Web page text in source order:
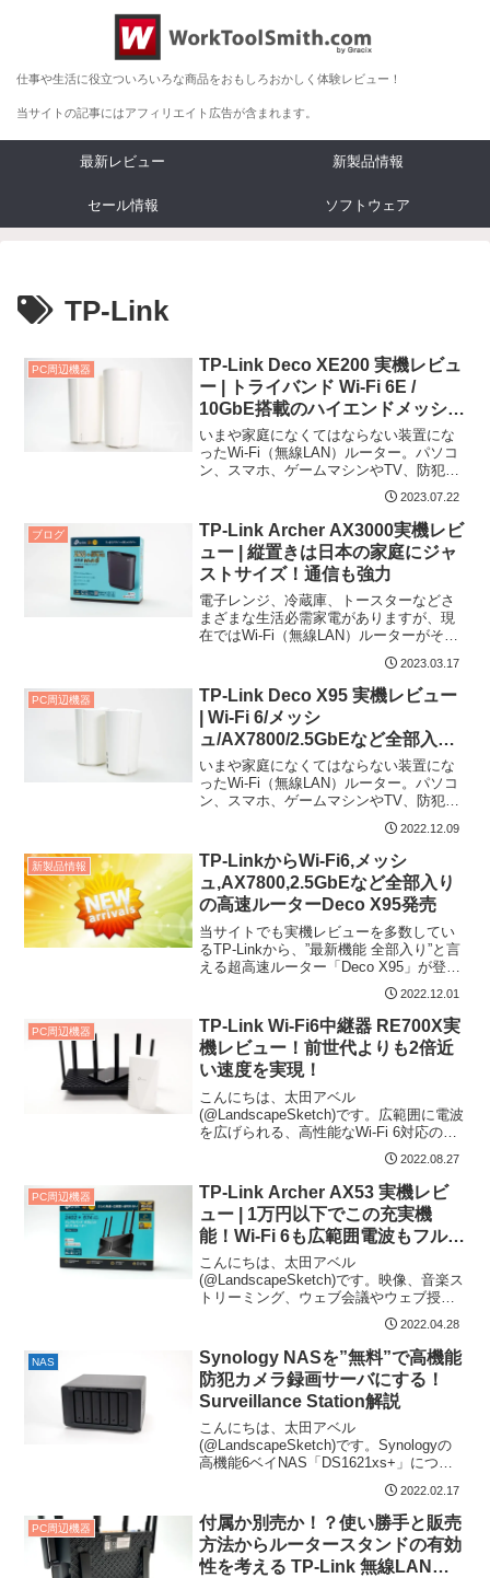
仕事や生活に役立ついろいろな商品をおもしろおかしく体験レビュー！
当サイトの記事にはアフィリエイト広告が含まれます。
最新レビュー 新製品情報
セール情報 ソフトウェア
TP-Link
PC周辺機器
TP-Link Deco XE200 実機レビュ
ー | トライバンド Wi-Fi 6E /
10GbE搭載のハイエンドメッシュ
ルーター
いまや家庭になくてはならない装置にな
ったWi-Fi（無線LAN）ルーター。パソコ
ン、スマホ、ゲームマシンやTV、防犯カ
メラまで。Wi-Fiを必要とする機器は増
2023.07.22
ブログ
TP-Link Archer AX3000実機レビ
ュー | 縦置きは日本の家庭にジャ
ストサイズ！通信も強力
電子レンジ、冷蔵庫、トースターなどさ
まざまな生活必需家電がありますが、現
在ではWi-Fi（無線LAN）ルーターがその
１つになりました。パソコン、スマホ、
2023.03.17
PC周辺機器
TP-Link Deco X95 実機レビュー
| Wi-Fi 6/メッシ
ュ/AX7800/2.5GbEなど全部入
り！のハイパールーター
いまや家庭になくてはならない装置にな
ったWi-Fi（無線LAN）ルーター。パソコ
ン、スマホ、ゲームマシンやTV、防犯カ
メラまで。Wi-Fiを必要とする機器は増
2022.12.09
新製品情報
TP-LinkからWi-Fi6,メッシ
ュ,AX7800,2.5GbEなど全部入り
の高速ルーターDeco X95発売
当サイトでも実機レビューを多数してい
るTP-Linkから、”最新機能 全部入り”と言
える超高速ルーター「Deco X95」が登場
2022.12.01
PC周辺機器
TP-Link Wi-Fi6中継器 RE700X実
機レビュー！前世代よりも2倍近
い速度を実現！
こんにちは、太田アベル
(@LandscapeSketch)です。広範囲に電波
を広げられる、高性能なWi-Fi 6対応のル
ーターが増えてきました。それでも、3階
2022.08.27
PC周辺機器
TP-Link Archer AX53 実機レビ
ュー | 1万円以下でこの充実機
能！Wi-Fi 6も広範囲電波もフル装
備の無線ルーター
こんにちは、太田アベル
(@LandscapeSketch)です。映像、音楽ス
トリーミング、ウェブ会議やウェブ授業
まで、非常に重要になってきたWi-Fi（無
2022.04.28
NAS
Synology NASを”無料”で高機能
防犯カメラ録画サーバにする！
Surveillance Station解説
こんにちは、太田アベル
(@LandscapeSketch)です。Synologyの
高機能6ベイNAS「DS1621xs+」につい
て記事を書いています。以前の記事...
2022.02.17
PC周辺機器
付属か別売か！？使い勝手と販売
方法からルータースタンドの有効
性を考える TP-Link 無線LANル